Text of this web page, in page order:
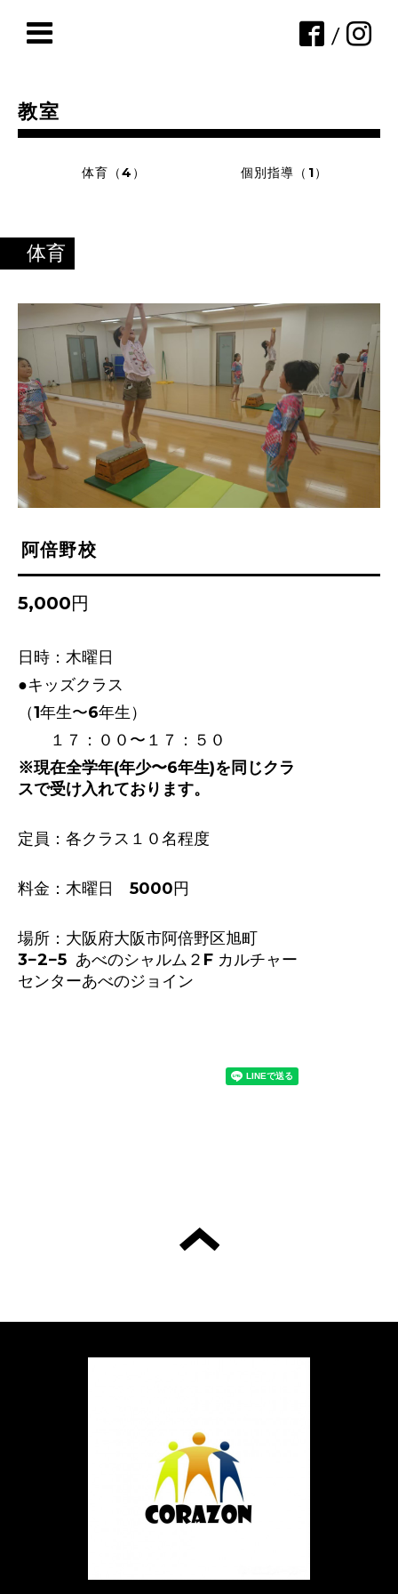
/
教室
体育（4） 個別指導（1）
体育
阿倍野校
5,000円
日時：木曜日
●キッズクラス
（1年生〜6年生）
１７：００〜１７：５０
※現在全学年(年少〜6年生)を同じクラ
スで受け入れております。
定員：各クラス１０名程度
料金：木曜日 5000円
場所：大阪府大阪市阿倍野区旭町
3−2−5 あべのシャルム２F カルチャー
センターあべのジョイン